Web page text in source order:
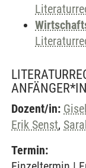
Dozent/in:
Erik Senst,
Termin: